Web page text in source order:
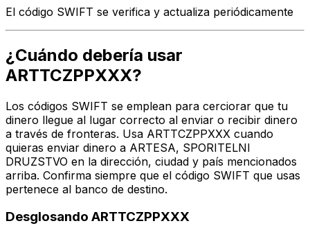
El código SWIFT se verifica y actualiza periódicamente
¿Cuándo debería usar
ARTTCZPPXXX?
Los códigos SWIFT se emplean para cerciorar que tu
dinero llegue al lugar correcto al enviar o recibir dinero
a través de fronteras. Usa ARTTCZPPXXX cuando
quieras enviar dinero a ARTESA, SPORITELNI
DRUZSTVO en la dirección, ciudad y país mencionados
arriba. Confirma siempre que el código SWIFT que usas
pertenece al banco de destino.
Desglosando ARTTCZPPXXX